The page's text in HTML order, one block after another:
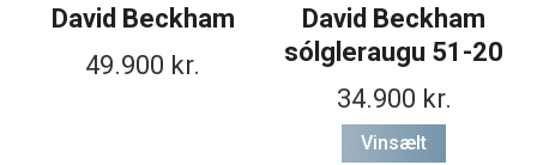
Augnhvílur
Gleraugnaklútar og sprey
ISKDavid Beckham
49.900 kr.
David Beckham
sólgleraugu 51-20
34.900 kr.
Vinsælt